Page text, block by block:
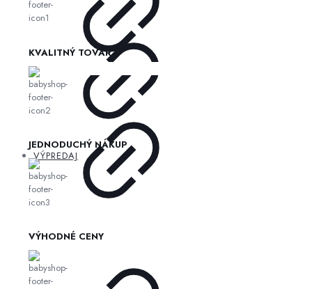
VÝPREDAJ
KVALITNÝ TOVAR
JEDNODUCHÝ NÁKUP
VÝHODNÉ CENY